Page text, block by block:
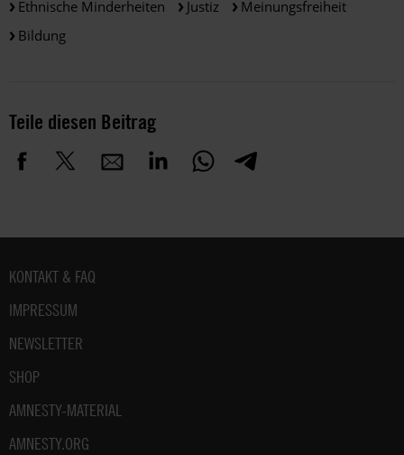
Ethnische Minderheiten Justiz
Meinungsfreiheit
Bildung
Teile diesen Beitrag
Fußbereich
KONTAKT & FAQ
IMPRESSUM
NEWSLETTER
SHOP
AMNESTY-MATERIAL
AMNESTY.ORG